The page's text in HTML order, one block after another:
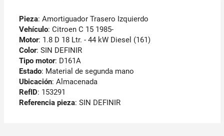
Pieza: Amortiguador Trasero Izquierdo
Vehículo: Citroen C 15 1985-
Motor: 1.8 D 18 Ltr. - 44 kW Diesel (161)
Color: SIN DEFINIR
Tipo motor: D161A
Estado: Material de segunda mano
Ubicación: Almacenada
RefID: 153291
Referencia pieza: SIN DEFINIR